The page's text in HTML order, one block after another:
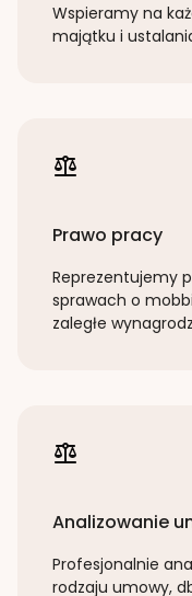
Wspieramy na
majątku i
Prawo pracy
Reprezentujemy
sprawach o
zaległe
Analizowanie
Profesjonalnie
rodzaju umowy,